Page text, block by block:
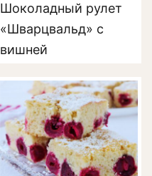
Шоколадный рулет
«Шварцвальд» с
вишней